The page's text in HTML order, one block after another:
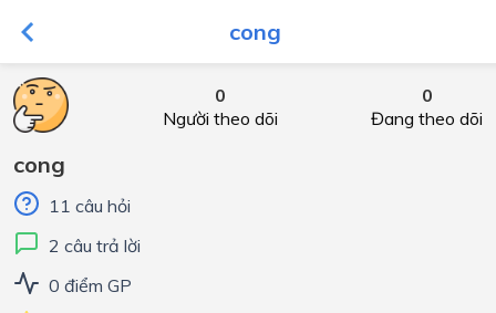
cong
0
Người theo dõi
0
Đang theo dõi
cong
11 câu hỏi
2 câu trả lời
0 điểm GP